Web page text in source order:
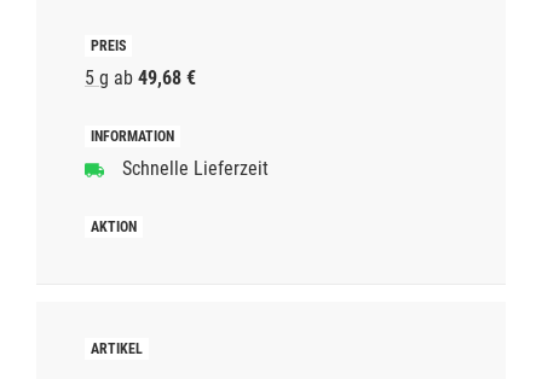
5 g ab 49,68 €
Schnelle Lieferzeit